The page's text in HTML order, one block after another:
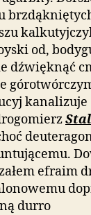
od,
dźwięknąć
kanalizuje
efraim
durro